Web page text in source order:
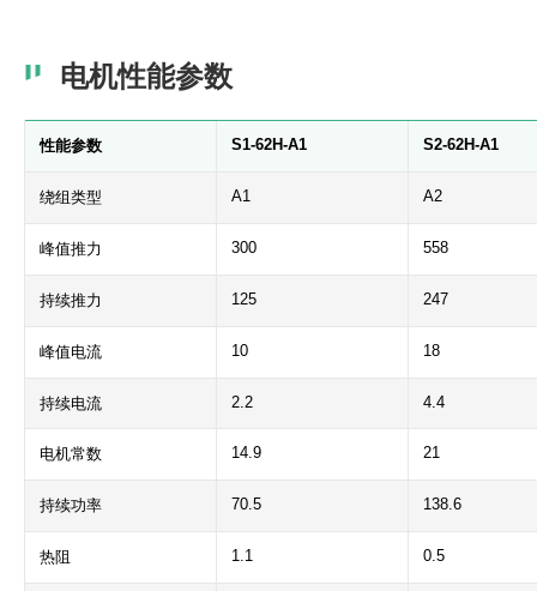
电机性能参数
性能参数 S1-62H-A1 S2-62H-A1
绕组类型 A1 A2
峰值推力 300 558
持续推力 125 247
峰值电流 10 18
持续电流 2.2 4.4
电机常数 14.9 21
持续功率 70.5 138.6
热阻 1.1 0.5